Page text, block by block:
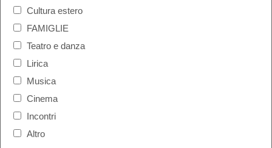
Cultura estero
FAMIGLIE
Teatro e danza
Lirica
Musica
Cinema
Incontri
Altro